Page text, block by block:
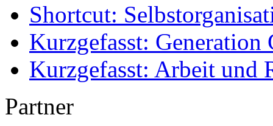
Shortcut:
Kurzgefasst: Generation
Kurzgefasst: Arbeit und
Partner